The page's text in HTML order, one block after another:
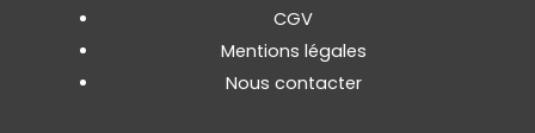
CGV
Mentions légales
Nous contacter